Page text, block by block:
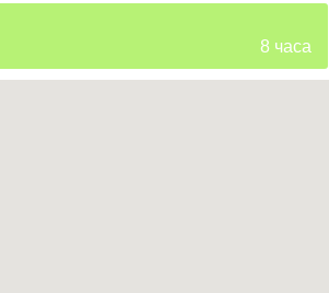
8 часа